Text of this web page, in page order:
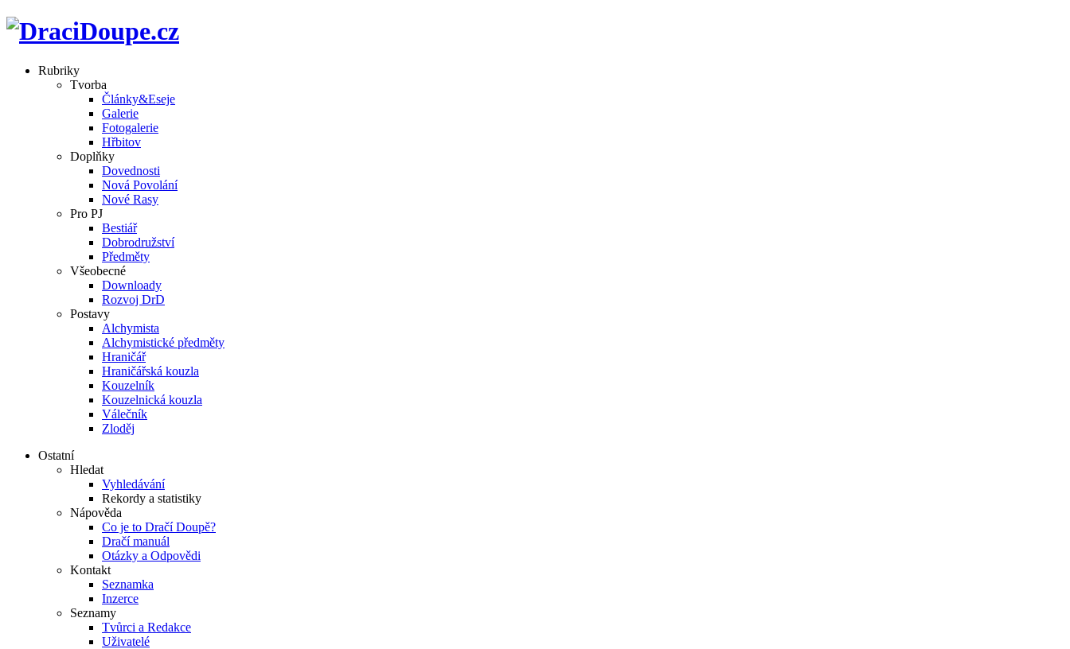
Rubriky
Tvorba
Články&Eseje
Galerie
Fotogalerie
Hřbitov
Doplňky
Dovednosti
Nová Povolání
Nové Rasy
Pro PJ
Bestiář
Dobrodružství
Předměty
Všeobecné
Downloady
Rozvoj DrD
Postavy
Alchymista
Alchymistické předměty
Hraničář
Hraničářská kouzla
Kouzelník
Kouzelnická kouzla
Válečník
Zloděj
Ostatní
Hledat
Vyhledávání
Rekordy a statistiky
Nápověda
Co je to Dračí Doupě?
Dračí manuál
Otázky a Odpovědi
Kontakt
Seznamka
Inzerce
Seznamy
Tvůrci a Redakce
Uživatelé